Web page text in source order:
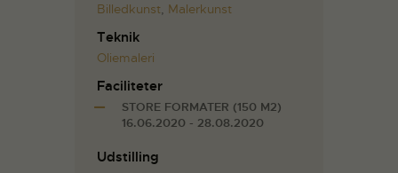
Billedkunst, Malerkunst
Teknik
Oliemaleri
Faciliteter
STORE FORMATER (150 M2)
16.06.2020 - 28.08.2020
Udstilling